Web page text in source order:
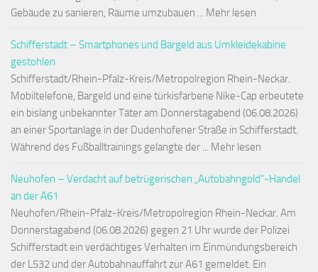
Gebäude zu sanieren, Räume umzubauen ... Mehr lesen
Schifferstadt – Smartphones und Bargeld aus Umkleidekabine
gestohlen
Schifferstadt/Rhein-Pfalz-Kreis/Metropolregion Rhein-Neckar.
Mobiltelefone, Bargeld und eine türkisfarbene Nike-Cap erbeutete
ein bislang unbekannter Täter am Donnerstagabend (06.08.2026)
an einer Sportanlage in der Dudenhofener Straße in Schifferstadt.
Während des Fußballtrainings gelangte der ... Mehr lesen
Neuhofen – Verdacht auf betrügerischen „Autobahngold“-Handel
an der A61
Neuhofen/Rhein-Pfalz-Kreis/Metropolregion Rhein-Neckar. Am
Donnerstagabend (06.08.2026) gegen 21 Uhr wurde der Polizei
Schifferstadt ein verdächtiges Verhalten im Einmündungsbereich
der L532 und der Autobahnauffahrt zur A61 gemeldet. Ein